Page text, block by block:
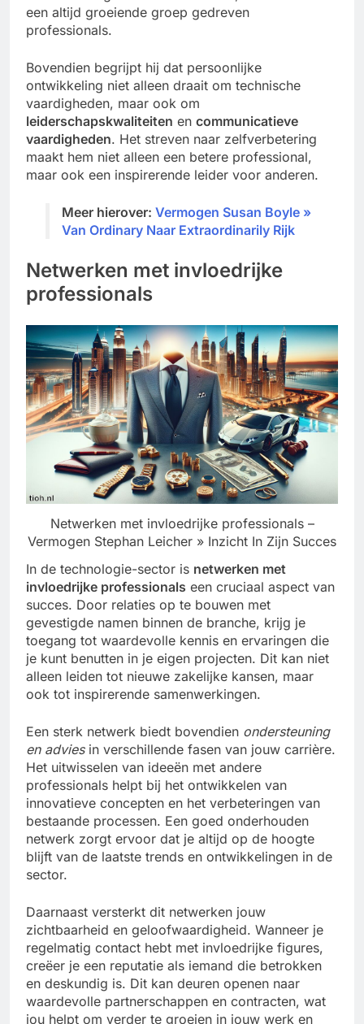
een altijd groeiende groep gedreven
professionals.
Bovendien begrijpt hij dat persoonlijke
ontwikkeling niet alleen draait om technische
vaardigheden, maar ook om
leiderschapskwaliteiten en communicatieve
vaardigheden. Het streven naar zelfverbetering
maakt hem niet alleen een betere professional,
maar ook een inspirerende leider voor anderen.
Meer hierover: Vermogen Susan Boyle »
Van Ordinary Naar Extraordinarily Rijk
Netwerken met invloedrijke
professionals
Netwerken met invloedrijke professionals –
Vermogen Stephan Leicher » Inzicht In Zijn Succes
In de technologie-sector is netwerken met
invloedrijke professionals een cruciaal aspect van
succes. Door relaties op te bouwen met
gevestigde namen binnen de branche, krijg je
toegang tot waardevolle kennis en ervaringen die
je kunt benutten in je eigen projecten. Dit kan niet
alleen leiden tot nieuwe zakelijke kansen, maar
ook tot inspirerende samenwerkingen.
Een sterk netwerk biedt bovendien ondersteuning
en adviesin verschillende fasen van jouw carrière.
Het uitwisselen van ideeën met andere
professionals helpt bij het ontwikkelen van
innovatieve concepten en het verbeteringen van
bestaande processen. Een goed onderhouden
netwerk zorgt ervoor dat je altijd op de hoogte
blijft van de laatste trends en ontwikkelingen in de
sector.
Daarnaast versterkt dit netwerken jouw
zichtbaarheid en geloofwaardigheid. Wanneer je
regelmatig contact hebt met invloedrijke figures,
creëer je een reputatie als iemand die betrokken
en deskundig is. Dit kan deuren openen naar
waardevolle partnerschappen en contracten, wat
jou helpt om verder te groeien in jouw werk en